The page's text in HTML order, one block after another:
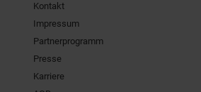
Kontakt
Impressum
Partnerprogramm
Presse
Karriere